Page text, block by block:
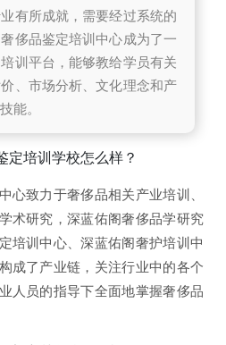
有所成就，需要经过系统的
侈品鉴定培训中心成为了一
训平台，能够教给学员有关
、市场分析、文化理念和产
能。
定培训学校怎么样？
心致力于奢侈品相关产业培训、
术研究，深蓝佑阁奢侈品学研究
培训中心、深蓝佑阁奢护培训中
成了产业链，关注行业中的各个
人员的指导下全面地掌握奢侈品